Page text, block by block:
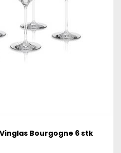
Bourgogne 6 stk